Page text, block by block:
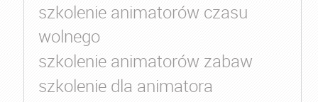
szkolenie animatorów czasu
wolnego
szkolenie animatorów zabaw
szkolenie dla animatora